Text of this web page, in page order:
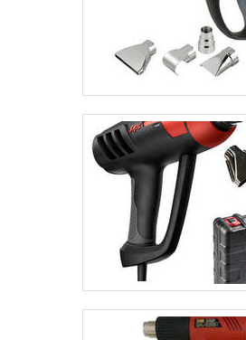
serviços - razão pela qual,
periodicamente, treinada
distribuidores e SENAI,
do mercado e seguindo,
técnicas..